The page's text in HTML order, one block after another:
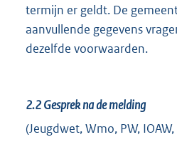
termijn er geldt. De
aanvullende gegevens
dezelfde voorwaarden.
2.2Gesprek na de melding
(Jeugdwet, Wmo, PW, IOAW,